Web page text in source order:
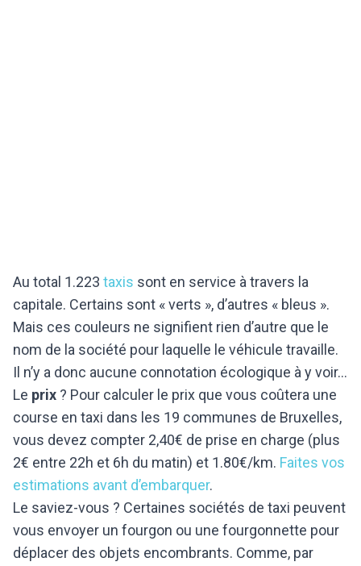
Au total 1.223 taxis sont en service à travers la
capitale. Certains sont « verts », d’autres « bleus ».
Mais ces couleurs ne signifient rien d’autre que le
nom de la société pour laquelle le véhicule travaille.
Il n’y a donc aucune connotation écologique à y voir…
Le prix ? Pour calculer le prix que vous coûtera une
course en taxi dans les 19 communes de Bruxelles,
vous devez compter 2,40€ de prise en charge (plus
2€ entre 22h et 6h du matin) et 1.80€/km. Faites vos
estimations avant d’embarquer.
Le saviez-vous ? Certaines sociétés de taxi peuvent
vous envoyer un fourgon ou une fourgonnette pour
déplacer des objets encombrants. Comme, par